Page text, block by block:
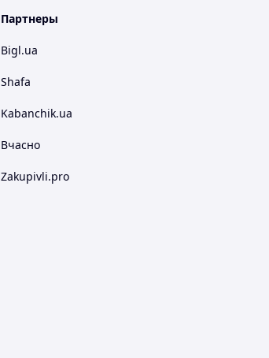
Партнеры
Bigl.ua
Shafa
Kabanchik.ua
Вчасно
Zakupivli.pro